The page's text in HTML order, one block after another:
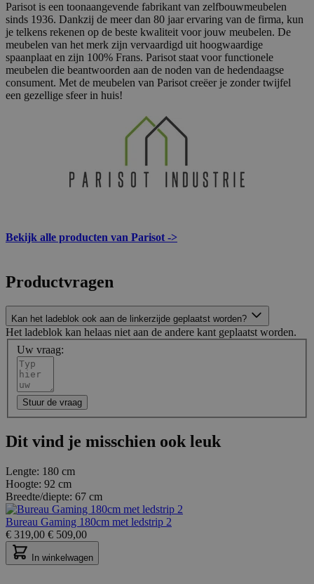
Parisot is een toonaangevende fabrikant van zelfbouwmeubelen
sinds 1936. Dankzij de meer dan 80 jaar ervaring van de firma, kun
je telkens rekenen op de beste kwaliteit voor jouw meubelen. De
meubelen van het merk zijn vervaardigd uit hoogwaardige
spaanplaat en zijn 100% Frans. Parisot staat voor functionele
meubelen die beantwoorden aan de noden van de hedendaagse
consument. Met de meubelen van Parisot creëer je zonder twijfel
een gezellige sfeer in huis!
Bekijk alle producten van Parisot ->
Productvragen
Kan het ladeblok ook aan de linkerzijde geplaatst worden?
Het ladeblok kan helaas niet aan de andere kant geplaatst worden.
Uw vraag:
Stuur de vraag
Dit vind je misschien ook leuk
Lengte: 180 cm
Hoogte: 92 cm
Breedte/diepte: 67 cm
Bureau Gaming 180cm met ledstrip 2
€ 319,00 € 509,00
In winkelwagen